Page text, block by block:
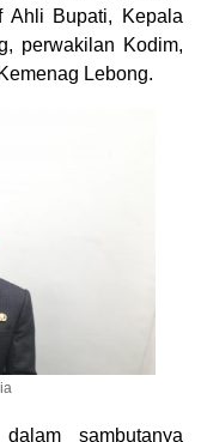
Ahli Bupati, Kepala
perwakilan Kodim,
Lebong.
sambutanya